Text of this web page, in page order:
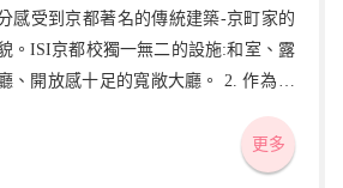
感受到京都著名的傳統建築-京町家的
。ISI京都校獨一無二的設施:和室、露
開放感十足的寬敞大廳。 2. 作為日
制。不僅與老師同學之間感覺更親近,
更多